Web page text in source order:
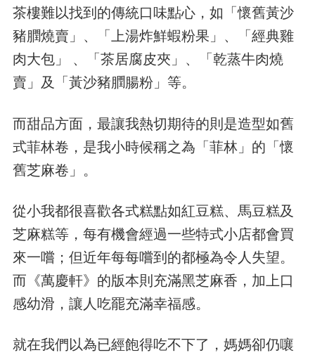
茶樓難以找到的傳統口味點心，如「懷舊黃沙
豬膶燒賣」、「上湯炸鮮蝦粉果」、「經典雞
肉大包」 、「茶居腐皮夾」、「乾蒸牛肉燒
賣」及「黃沙豬膶腸粉」等。
而甜品方面，最讓我熱切期待的則是造型如舊
式菲林卷，是我小時候稱之為「菲林」的「懷
舊芝麻卷」。
從小我都很喜歡各式糕點如紅豆糕、馬豆糕及
芝麻糕等，每有機會經過一些特式小店都會買
來一嚐；但近年每每嚐到的都極為令人失望。
而《萬慶軒》的版本則充滿黑芝麻香，加上口
感幼滑，讓人吃罷充滿幸福感。
就在我們以為已經飽得吃不下了，媽媽卻仍嚷